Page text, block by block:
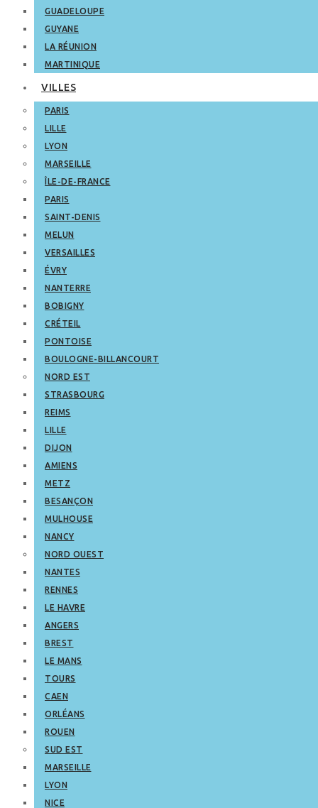
GUADELOUPE
GUYANE
LA RÉUNION
MARTINIQUE
VILLES
PARIS
LILLE
LYON
MARSEILLE
ÎLE-DE-FRANCE
PARIS
SAINT-DENIS
MELUN
VERSAILLES
ÉVRY
NANTERRE
BOBIGNY
CRÉTEIL
PONTOISE
BOULOGNE-BILLANCOURT
NORD EST
STRASBOURG
REIMS
LILLE
DIJON
AMIENS
METZ
BESANÇON
MULHOUSE
NANCY
NORD OUEST
NANTES
RENNES
LE HAVRE
ANGERS
BREST
LE MANS
TOURS
CAEN
ORLÉANS
ROUEN
SUD EST
MARSEILLE
LYON
NICE